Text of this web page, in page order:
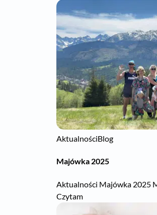
AktualnościBlog
Majówka 2025
Aktualności Majówka 2025
Czytam